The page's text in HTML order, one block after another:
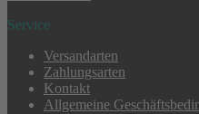
Service
Versandarten
Zahlungsarten
Kontakt
Allgemeine